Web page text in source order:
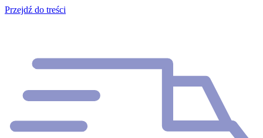
Przejdź do treści